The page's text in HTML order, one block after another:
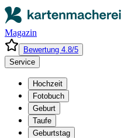
Magazin
Bewertung 4.8/5
Service
Hochzeit
Fotobuch
Geburt
Taufe
Geburtstag